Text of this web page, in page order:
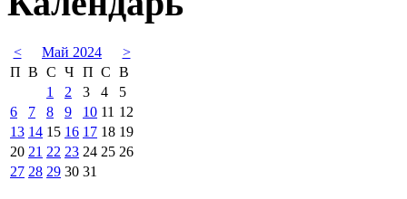
< Май 2024
>
П В С Ч П С В
1
2 3 4
5
6
7 8 9 10 11 12
13 14 15 16 17 18 19
20 21 22 23 24 25 26
27 28 29 30 31